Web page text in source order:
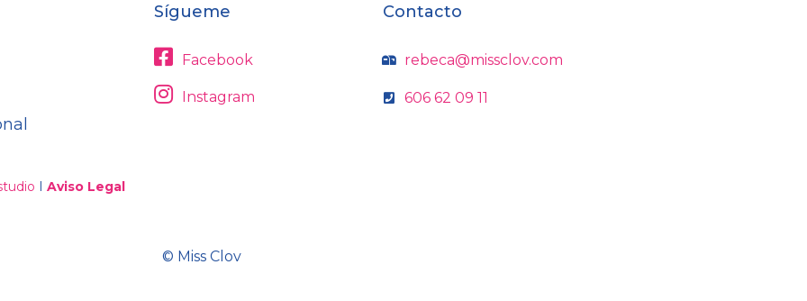
I Aviso Legal
Sígueme
Facebook
Instagram
Contacto
rebeca@missclov.com
606 62 09 11
© Miss Clov